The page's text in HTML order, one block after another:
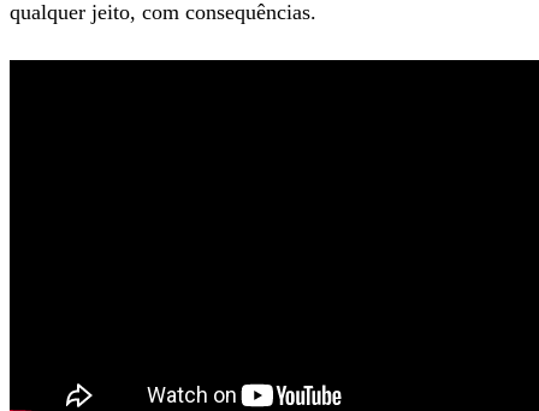
qualquer jeito, com consequências.